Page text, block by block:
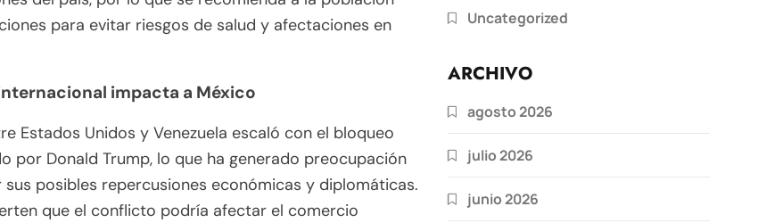
para evitar riesgos de salud y afectaciones en
impacta a México
Estados Unidos y Venezuela escaló con el bloqueo
por Donald Trump, lo que ha generado preocupación
sus posibles repercusiones económicas y diplomáticas.
que el conflicto podría afectar el comercio
Uncategorized
ARCHIVO
agosto 2026
julio 2026
junio 2026